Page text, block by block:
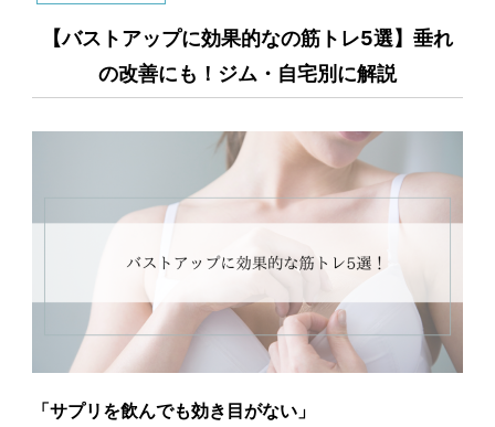
【バストアップに効果的なの筋トレ5選】垂れ
の改善にも！ジム・自宅別に解説
「サプリを飲んでも効き目がない 」